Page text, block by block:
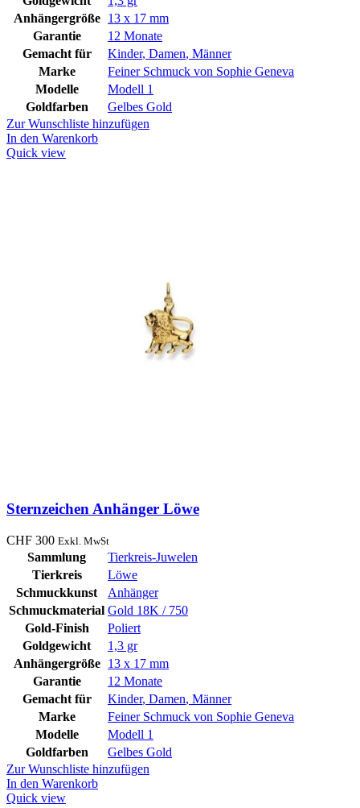
Anhängergröße
13 x 17 mm
Garantie
12 Monate
Gemacht für
Kinder, Damen, Männer
Marke
Feiner Schmuck von Sophie Geneva
Modelle
Modell 1
Goldfarben
Gelbes Gold
Zur Wunschliste hinzufügen
In den Warenkorb
Quick view
Sternzeichen Anhänger Löwe
CHF 300 Exkl. MwSt
Sammlung
Tierkreis-Juwelen
Tierkreis
Löwe
Schmuckkunst
Anhänger
Schmuckmaterial Gold 18K / 750
Gold-Finish
Poliert
Goldgewicht
1,3 gr
Anhängergröße
13 x 17 mm
Garantie
12 Monate
Gemacht für
Kinder, Damen, Männer
Marke
Feiner Schmuck von Sophie Geneva
Modelle
Modell 1
Goldfarben
Gelbes Gold
Zur Wunschliste hinzufügen
In den Warenkorb
Quick view